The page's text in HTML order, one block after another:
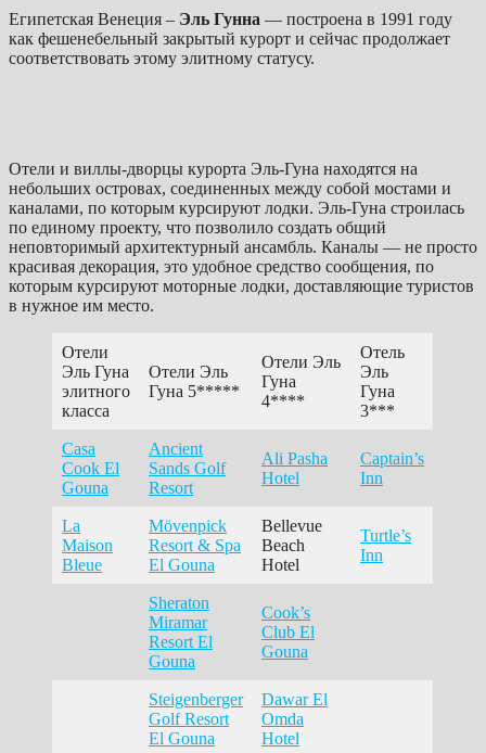
Египетская Венеция – Эль Гунна — построена в 1991 году
как фешенебельный закрытый курорт и сейчас продолжает
соответствовать этому элитному статусу.
Отели и виллы-дворцы курорта Эль-Гуна находятся на
небольших островах, соединенных между собой мостами и
каналами, по которым курсируют лодки. Эль-Гуна строилась
по единому проекту, что позволило создать общий
неповторимый архитектурный ансамбль. Каналы — не просто
красивая декорация, это удобное средство сообщения, по
которым курсируют моторные лодки, доставляющие туристов
в нужное им место.
Отели
Эль Гуна
элитного
класса
Отели Эль
Гуна 5*****
Отели Эль
Гуна
4****
Отель
Эль
Гуна
3***
Casa
Cook El
Gouna
Ancient
Sands Golf
Resort
Ali Pasha
Hotel
Captain’s
Inn
La
Maison
Bleue
Mövenpick
Resort & Spa
El Gouna
Bellevue
Beach
Hotel
Turtle’s
Inn
Sheraton
Miramar
Resort El
Gouna
Cook’s
Club El
Gouna
Steigenberger
Golf Resort
El Gouna
Dawar El
Omda
Hotel